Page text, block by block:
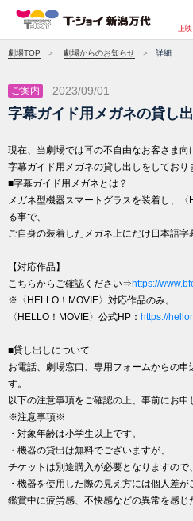
上
劇場TOP 劇場からのお知らせ 詳細
ご案内 2023/09/01
字幕ガイド用メガネの貸し
現在、当劇場では耳の不自由なお客さま向
字幕ガイド用メガネの貸し出しをしており
■字幕ガイド用メガネとは？
メガネ型機器スマートグラスを装着し、
る事で、
ご自身の装着したメガネ上にだけ日本語字
【対応作品】
こちらからご確認ください⇒ https://
※〈HELLO！MOVIE〉対応作品のみ。
〈HELLO！MOVIE〉公式HP： https://
■貸し出しについて
お電話、劇場窓口、専用フォームからの
す。
以下の注意事項をご確認の上、事前にお申
※注意事項※
・対象年齢は小学生以上です。
・機器の貸出は無料でございますが、
チケットは別途購入が必要となりますので
・機器を使用した際の見え方には個人差が
鑑賞中に疲労感、不快感などの異常を感じ